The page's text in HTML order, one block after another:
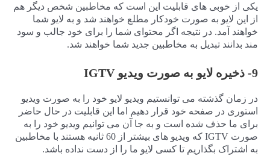
یکی از خوبی های قابلیت این است که مخاطبین شخص دیگر هم
از این لایو به صورت خودکار مطلع خواهند شد و به لایو شما
خواهند آمد. در نتیجه اگر محتوای شما را برای خود جالب و سود
مند بدانند تبدیل به مخاطبین جدید شما خواهند شد.
9- ذخیره لایو به صورت ویدیو IGTV
در زمان گذشته می توانستیم ویدیو لایو خود را به صورت ویدیو
استوری در صفحه خود قرار دهیم اما این قابلیت در حال حاضر
برای ما حذف شده است و به جا آن می توانیم ویدیو خود را به
صورت IGTV که ویدیو های بیشتر از 60 ثانیه هستند با مخاطبین
به اشتراک بگذاریم تا کسی لایو ما را از دست نداده باشد.